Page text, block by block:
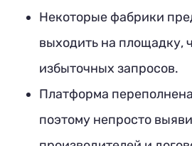
Некоторые фабрики
выходить на площадку,
избыточных запросов.
Платформа
поэтому непросто